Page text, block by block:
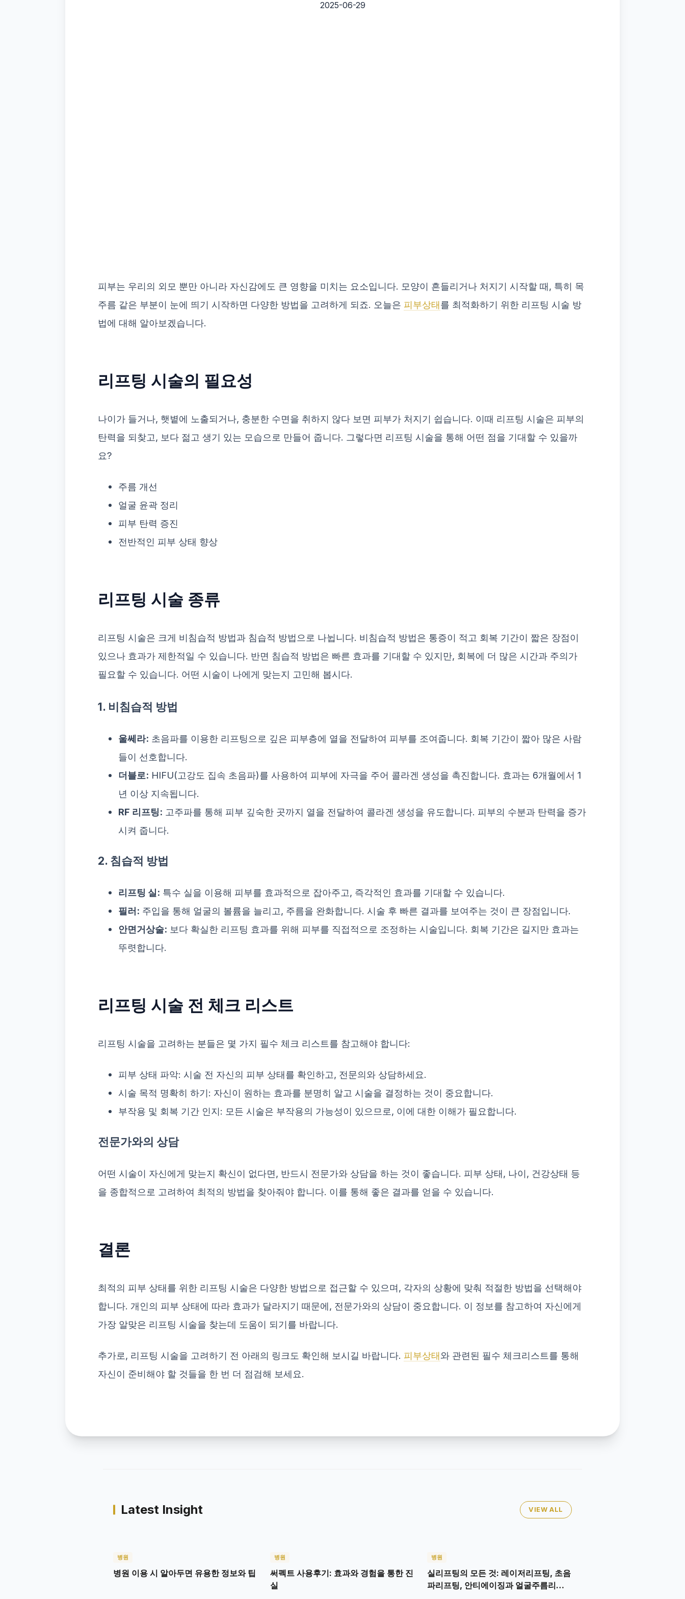
2025-06-29
피부는 우리의 외모 뿐만 아니라 자신감에도 큰 영향을 미치는 요소입니다. 모양이 흔들리거나 처지기 시작할 때, 특히 목
주름 같은 부분이 눈에 띄기 시작하면 다양한 방법을 고려하게 되죠. 오늘은 피부상태를 최적화하기 위한 리프팅 시술 방
법에 대해 알아보겠습니다.
리프팅 시술의 필요성
나이가 들거나, 햇볕에 노출되거나, 충분한 수면을 취하지 않다 보면 피부가 처지기 쉽습니다. 이때 리프팅 시술은 피부의
탄력을 되찾고, 보다 젊고 생기 있는 모습으로 만들어 줍니다. 그렇다면 리프팅 시술을 통해 어떤 점을 기대할 수 있을까
요?
주름 개선
얼굴 윤곽 정리
피부 탄력 증진
전반적인 피부 상태 향상
리프팅 시술 종류
리프팅 시술은 크게 비침습적 방법과 침습적 방법으로 나뉩니다. 비침습적 방법은 통증이 적고 회복 기간이 짧은 장점이
있으나 효과가 제한적일 수 있습니다. 반면 침습적 방법은 빠른 효과를 기대할 수 있지만, 회복에 더 많은 시간과 주의가
필요할 수 있습니다. 어떤 시술이 나에게 맞는지 고민해 봅시다.
1. 비침습적 방법
울쎄라: 초음파를 이용한 리프팅으로 깊은 피부층에 열을 전달하여 피부를 조여줍니다. 회복 기간이 짧아 많은 사람
들이 선호합니다.
더블로: HIFU(고강도 집속 초음파)를 사용하여 피부에 자극을 주어 콜라겐 생성을 촉진합니다. 효과는 6개월에서 1
년 이상 지속됩니다.
RF 리프팅: 고주파를 통해 피부 깊숙한 곳까지 열을 전달하여 콜라겐 생성을 유도합니다. 피부의 수분과 탄력을 증가
시켜 줍니다.
2. 침습적 방법
리프팅 실: 특수 실을 이용해 피부를 효과적으로 잡아주고, 즉각적인 효과를 기대할 수 있습니다.
필러: 주입을 통해 얼굴의 볼륨을 늘리고, 주름을 완화합니다. 시술 후 빠른 결과를 보여주는 것이 큰 장점입니다.
안면거상술: 보다 확실한 리프팅 효과를 위해 피부를 직접적으로 조정하는 시술입니다. 회복 기간은 길지만 효과는
뚜렷합니다.
리프팅 시술 전 체크 리스트
리프팅 시술을 고려하는 분들은 몇 가지 필수 체크 리스트를 참고해야 합니다:
피부 상태 파악: 시술 전 자신의 피부 상태를 확인하고, 전문의와 상담하세요.
시술 목적 명확히 하기: 자신이 원하는 효과를 분명히 알고 시술을 결정하는 것이 중요합니다.
부작용 및 회복 기간 인지: 모든 시술은 부작용의 가능성이 있으므로, 이에 대한 이해가 필요합니다.
전문가와의 상담
어떤 시술이 자신에게 맞는지 확신이 없다면, 반드시 전문가와 상담을 하는 것이 좋습니다. 피부 상태, 나이, 건강상태 등
을 종합적으로 고려하여 최적의 방법을 찾아줘야 합니다. 이를 통해 좋은 결과를 얻을 수 있습니다.
결론
최적의 피부 상태를 위한 리프팅 시술은 다양한 방법으로 접근할 수 있으며, 각자의 상황에 맞춰 적절한 방법을 선택해야
합니다. 개인의 피부 상태에 따라 효과가 달라지기 때문에, 전문가와의 상담이 중요합니다. 이 정보를 참고하여 자신에게
가장 알맞은 리프팅 시술을 찾는데 도움이 되기를 바랍니다.
추가로, 리프팅 시술을 고려하기 전 아래의 링크도 확인해 보시길 바랍니다. 피부상태와 관련된 필수 체크리스트를 통해
자신이 준비해야 할 것들을 한 번 더 점검해 보세요.
Latest Insight VIEW ALL
병원
병원 이용 시 알아두면 유용한 정보와 팁
병원
써펙트 사용후기: 효과와 경험을 통한 진
실
병원
실리프팅의 모든 것: 레이저리프팅, 초음
파리프팅, 안티에이징과 얼굴주름리프